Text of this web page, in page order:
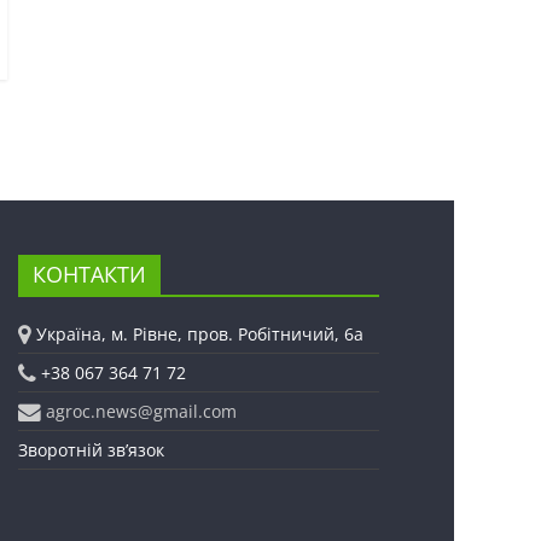
КОНТАКТИ
Україна, м. Рівне, пров. Робітничий, 6а
+38 067 364 71 72
agroc.news@gmail.com
Зворотній зв’язок